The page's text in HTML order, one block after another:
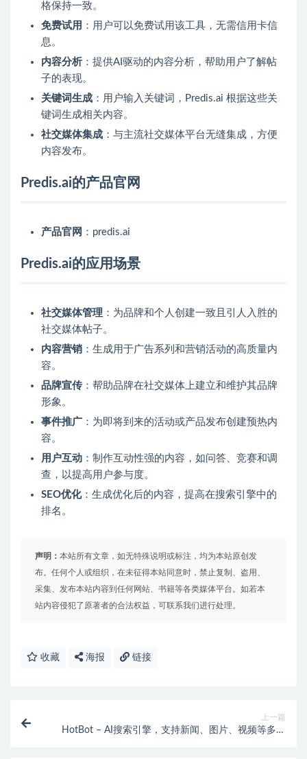
格保持一致。
免费试用 ：用户可以免费试用该工具，无需信用卡信
息。
内容分析 ：提供AI驱动的内容分析，帮助用户了解帖
子的表现。
关键词生成 ：用户输入关键词，Predis.ai 根据这些关
键词生成相关内容。
社交媒体集成 ：与主流社交媒体平台无缝集成，方便
内容发布。
Predis.ai的产品官网
产品官网 ：predis.ai
Predis.ai的应用场景
社交媒体管理 ：为品牌和个人创建一致且引人入胜的
社交媒体帖子。
内容营销 ：生成用于广告系列和营销活动的高质量内
容。
品牌宣传：帮助品牌在社交媒体上建立和维护其品牌
形象。
事件推广 ：为即将到来的活动或产品发布创建预热内
容。
用户互动 ：制作互动性强的内容，如问答、竞赛和调
查，以提高用户参与度。
SEO优化：生成优化后的内容，提高在搜索引擎中的
排名。
声明： 本站所有文章，如无特殊说明或标注，均为本站原创发
布。任何个人或组织，在未征得本站同意时，禁止复制、盗用、
采集、发布本站内容到任何网站、书籍等各类媒体平台。如若本
站内容侵犯了原著者的合法权益，可联系我们进行处理。
收藏 海报 链接
上一篇
HotBot – AI搜索引擎，支持新闻、图片、视频等多种